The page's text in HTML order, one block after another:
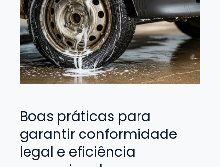
Boas práticas para
garantir conformidade
legal e eficiência